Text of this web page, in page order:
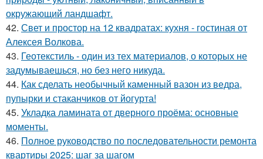
окружающий ландшафт.
42. Свет и простор на 12 квадратах: кухня - гостиная от
Алексея Волкова.
43. Геотекстиль - один из тех материалов, о которых не
задумываешься, но без него никуда.
44. Как сделать необычный каменный вазон из ведра,
пупырки и стаканчиков от йогурта!
45. Укладка ламината от дверного проёма: основные
моменты.
46. Полное руководство по последовательности ремонта
квартиры 2025: шаг за шагом